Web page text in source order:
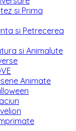
si Prima
si Petrecerea
si Animalute
Animate